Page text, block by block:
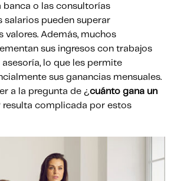
banca o las consultorías
salarios pueden superar
valores. Además, muchos
sus ingresos con trabajos
lo que les permite
sus ganancias mensuales.
a la pregunta de ¿cuánto gana un
resulta complicada por estos